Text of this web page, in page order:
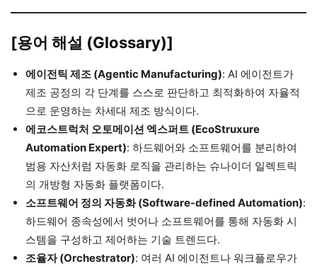
[용어 해설 (Glossary)]
에이전틱 제조 (Agentic Manufacturing): AI 에이전트가
제조 공정의 각 단계를 스스로 판단하고 최적화하여 자율적
으로 운영하는 차세대 제조 방식이다.
에코스트럭처 오토메이션 엑스퍼트 (EcoStruxure
Automation Expert): 하드웨어와 소프트웨어를 분리하여
범용 자산처럼 자동화 로직을 관리하는 슈나이더 일렉트릭
의 개방형 자동화 플랫폼이다.
소프트웨어 정의 자동화 (Software-defined Automation):
하드웨어 종속성에서 벗어나 소프트웨어를 통해 자동화 시
스템을 구성하고 제어하는 기술 트렌드다.
조율자 (Orchestrator): 여러 AI 에이전트나 워크플로우가